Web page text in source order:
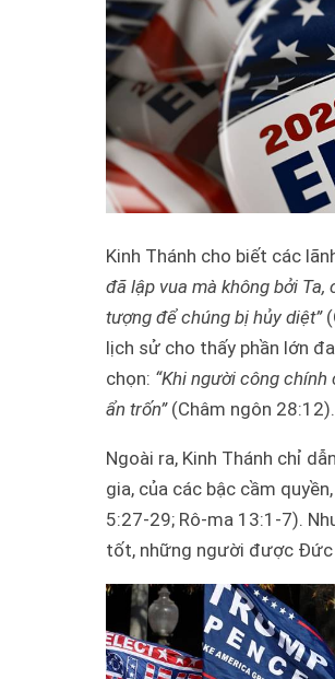
Kinh Thánh cho biết các
đã lập vua mà không bởi
tượng để chúng bị hủy diệt”
lịch sử cho thấy phần lớn
chọn: “Khi người công
ẩn trốn”(Châm ngôn 28:12).
Ngoài ra, Kinh Thánh chỉ
gia, của các bậc cầm
5:27-29; Rô-ma 13:1-7).
tốt, những người được Đức